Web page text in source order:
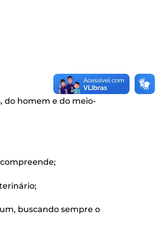
do homem e do meio-
buscando sempre o